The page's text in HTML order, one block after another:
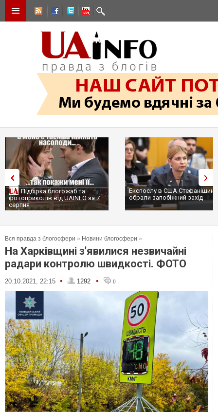
Підбірка блогожаб та
фотоприколів від UAINFO за 7
серпня
Експослу в США
обрали запобіжний захід
Вся правда з блогосфери » Новини блогосфери »
На Харківщині з'явилися незвичайні
радари контролю швидкості. ФОТО
20.10.2021, 22:15 • 1292 • 0